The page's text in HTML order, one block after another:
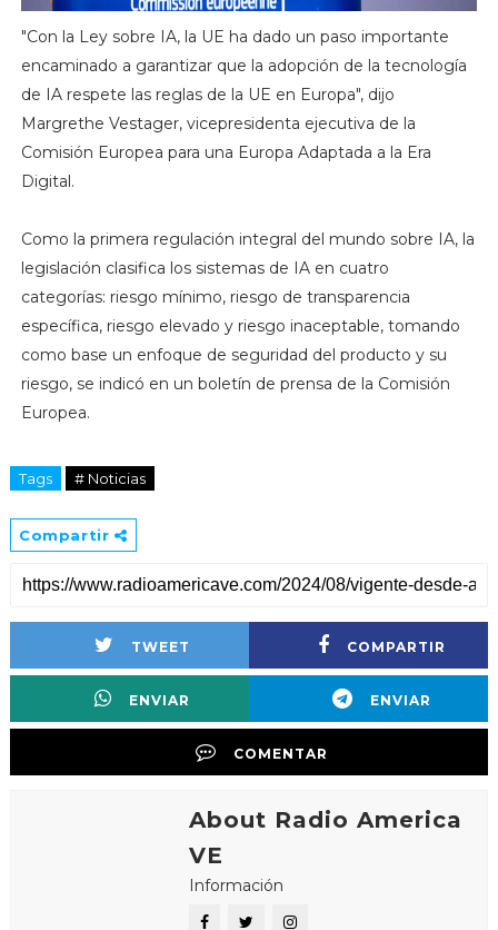
"Con la Ley sobre IA, la UE ha dado un paso importante
encaminado a garantizar que la adopción de la tecnología
de IA respete las reglas de la UE en Europa", dijo
Margrethe Vestager, vicepresidenta ejecutiva de la
Comisión Europea para una Europa Adaptada a la Era
Digital.
Como la primera regulación integral del mundo sobre IA, la
legislación clasifica los sistemas de IA en cuatro
categorías: riesgo mínimo, riesgo de transparencia
específica, riesgo elevado y riesgo inaceptable, tomando
como base un enfoque de seguridad del producto y su
riesgo, se indicó en un boletín de prensa de la Comisión
Europea.
Tags # Noticias
Compartir
TWEET COMPARTIR
ENVIAR ENVIAR
COMENTAR
About Radio America
VE
Información